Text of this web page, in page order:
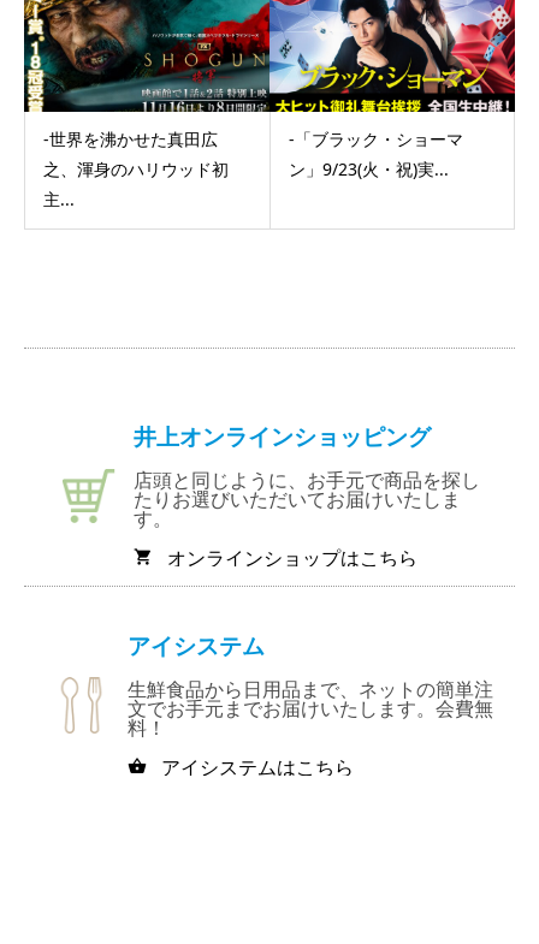
-世界を沸かせた真田広
之、渾身のハリウッド初
主...
-「ブラック・ショーマ
ン」9/23(火・祝)実...
井上オンラインショッピング
店頭と同じように、お手元で商品を探し
たりお選びいただいてお届けいたしま
す。
shopping_cart オンラインショップはこちら
アイシステム
生鮮食品から日用品まで、ネットの簡単注
文でお手元までお届けいたします。会費無
料！
shopping_basket アイシステムはこちら